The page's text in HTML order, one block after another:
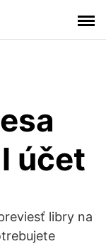
účet
libry na